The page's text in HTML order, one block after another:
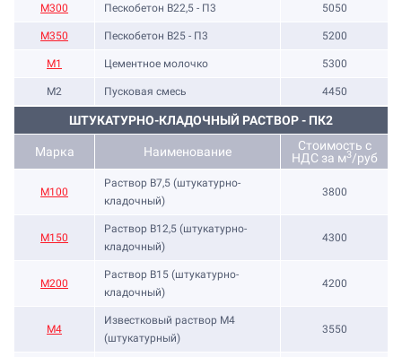
М300 Пескобетон В22,5 - П3 5050
М350 Пескобетон В25 - П3 5200
М1 Цементное молочко 5300
М2 Пусковая смесь 4450
ШТУКАТУРНО-КЛАДОЧНЫЙ РАСТВОР - ПК2
Марка Наименование
Стоимость с
НДС за м3/руб
М100
Раствор B7,5 (штукатурно-
кладочный)
3800
М150
Раствор B12,5 (штукатурно-
кладочный)
4300
М200
Раствор B15 (штукатурно-
кладочный)
4200
М4
Известковый раствор М4
(штукатурный)
3550